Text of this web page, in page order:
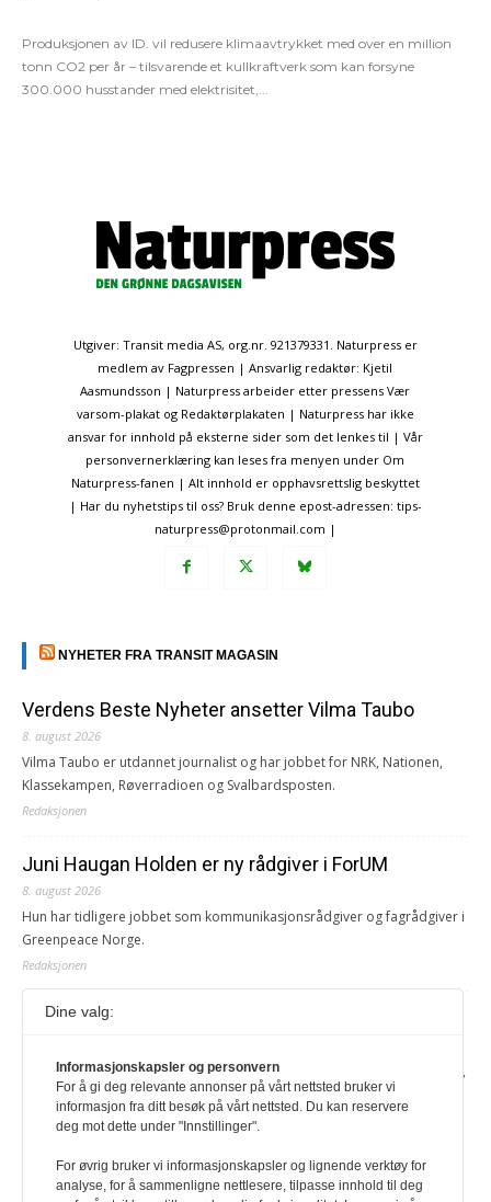
Produksjonen av ID. vil redusere klimaavtrykket med over en million
tonn CO2 per år – tilsvarende et kullkraftverk som kan forsyne
300.000 husstander med elektrisitet,...
Utgiver: Transit media AS, org.nr. 921379331. Naturpress er
medlem av Fagpressen | Ansvarlig redaktør: Kjetil
Aasmundsson | Naturpress arbeider etter pressens Vær
varsom-plakat og Redaktørplakaten | Naturpress har ikke
ansvar for innhold på eksterne sider som det lenkes til | Vår
personvernerklæring kan leses fra menyen under Om
Naturpress-fanen | Alt innhold er opphavsrettslig beskyttet
| Har du nyhetstips til oss? Bruk denne epost-adressen: tips-
naturpress@protonmail.com |
NYHETER FRA TRANSIT MAGASIN
Verdens Beste Nyheter ansetter Vilma Taubo
8. august 2026
Vilma Taubo er utdannet journalist og har jobbet for NRK, Nationen,
Klassekampen, Røverradioen og Svalbardsposten.
Redaksjonen
Juni Haugan Holden er ny rådgiver i ForUM
8. august 2026
Hun har tidligere jobbet som kommunikasjonsrådgiver og fagrådgiver i
Greenpeace Norge.
Redaksjonen
Journalist fra Vietnam idømt 7 års fengsel
Kommunistpartiet i Vietnam har total kontroll over alle offisielle medier,
aviser, TV- og radiokanaler. For å lese denne må du ha abonnement
Logg inn her Ny abonnent? Velg Årsabonnement, Månedsabonnement
og bedrifter.
Redaksjonen
Dine valg:
Informasjonskapsler og personvern
For å gi deg relevante annonser på vårt nettsted bruker vi
informasjon fra ditt besøk på vårt nettsted. Du kan reservere
deg mot dette under "Innstillinger".
For øvrig bruker vi informasjonskapsler og lignende verktøy for
analyse, for å sammenligne nettlesere, tilpasse innhold til deg